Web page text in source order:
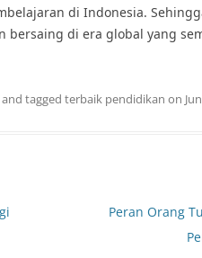
di Indonesia.
bersaing di era global yang
and tagged terbaik pendidikan on
Peran Orang